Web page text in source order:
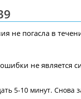
погасла в
не является
5-10 минут. Снова